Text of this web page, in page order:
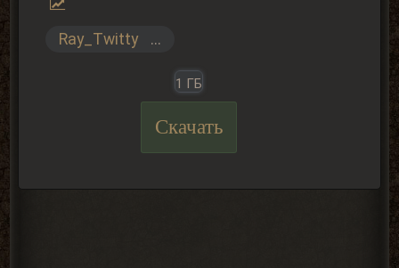
Ray_Twitty ...
1 ГБ
Скачать